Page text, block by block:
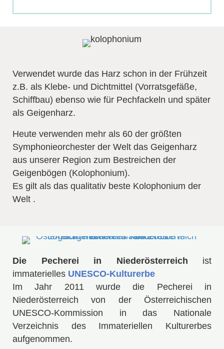
Verwendet wurde das Harz schon in der Frühzeit
z.B. als Klebe- und Dichtmittel (Vorratsgefäße,
Schiffbau) ebenso wie für Pechfackeln und später
als Geigenharz.
Heute verwenden mehr als 60 der größten
Symphonieorchester der Welt das Geigenharz
aus unserer Region zum Bestreichen der
Geigenbögen (Kolophonium).
Es gilt als das qualitativ beste Kolophonium der
Welt .
Die Pecherei in Niederösterreich ist
immaterielles UNESCO-Kulturerbe
Im Jahr 2011 wurde die Pecherei in
Niederösterreich von der Österreichischen
UNESCO-Kommission in das Nationale
Verzeichnis des Immateriellen Kulturerbes
aufgenommen.